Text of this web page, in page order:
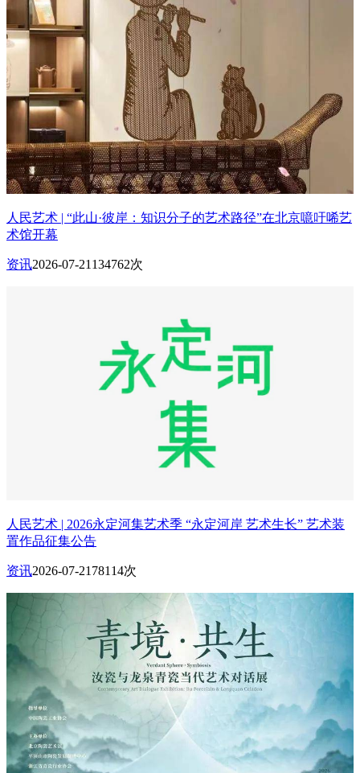
人民艺术 | “此山·彼岸：知识分子的艺术路径”在北京噫吁唏艺
术馆开幕
资讯2026-07-21 134762次
人民艺术 | 2026永定河集艺术季 “永定河岸 艺术生长” 艺术装
置作品征集公告
资讯2026-07-21 78114次